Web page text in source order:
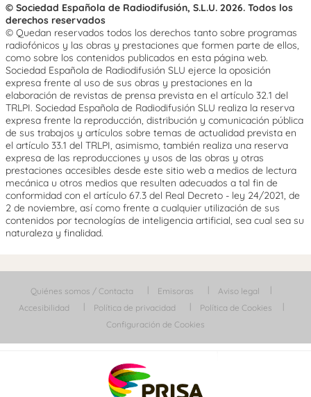
© Sociedad Española de Radiodifusión, S.L.U. 2026. Todos los
derechos reservados
© Quedan reservados todos los derechos tanto sobre programas
radiofónicos y las obras y prestaciones que formen parte de ellos,
como sobre los contenidos publicados en esta página web.
Sociedad Española de Radiodifusión SLU ejerce la oposición
expresa frente al uso de sus obras y prestaciones en la
elaboración de revistas de prensa prevista en el artículo 32.1 del
TRLPI. Sociedad Española de Radiodifusión SLU realiza la reserva
expresa frente la reproducción, distribución y comunicación pública
de sus trabajos y artículos sobre temas de actualidad prevista en
el artículo 33.1 del TRLPI, asimismo, también realiza una reserva
expresa de las reproducciones y usos de las obras y otras
prestaciones accesibles desde este sitio web a medios de lectura
mecánica u otros medios que resulten adecuados a tal fin de
conformidad con el artículo 67.3 del Real Decreto - ley 24/2021, de
2 de noviembre, así como frente a cualquier utilización de sus
contenidos por tecnologías de inteligencia artificial, sea cual sea su
naturaleza y finalidad.
Quiénes somos / Contacta Emisoras
Aviso legal
Accesibilidad
Política de privacidad
Política de Cookies
Configuración de Cookies